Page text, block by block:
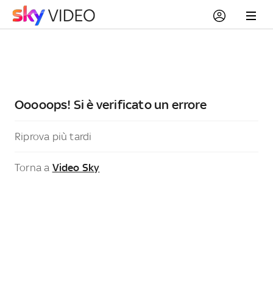
Ooooops! Si è verificato un errore
Riprova più tardi
Torna a Video Sky